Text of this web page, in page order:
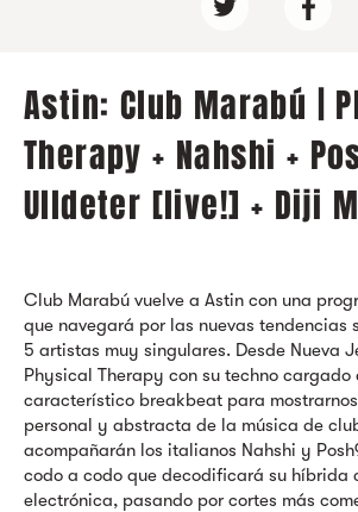
Astin: Club Marabú |
Therapy + Nahshi +
Ulldeter [live!] + Diji
Club Marabú vuelve a Astin con una
que navegará por las nuevas tendencias
5 artistas muy singulares. Desde Nueva
Physical Therapy con su techno cargado
característico breakbeat para
personal y abstracta de la música de
acompañarán los italianos Nahshi y
codo a codo que decodificará su híbrida
electrónica, pasando por cortes más